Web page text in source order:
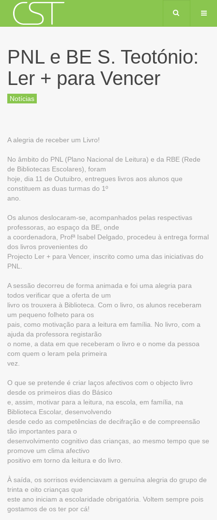
PNL e BE S. Teotónio:
Ler + para Vencer
Notícias
A alegria de receber um Livro!
No âmbito do PNL (Plano Nacional de Leitura) e da RBE (Rede
de Bibliotecas Escolares), foram
hoje, dia 11 de Outuibro, entregues livros aos alunos que
constituem as duas turmas do 1º
ano.
Os alunos deslocaram-se, acompanhados pelas respectivas
professoras, ao espaço da BE, onde
a coordenadora, Profª Isabel Delgado, procedeu à entrega formal
dos livros provenientes do
Projecto Ler + para Vencer, inscrito como uma das iniciativas do
PNL.
A sessão decorreu de forma animada e foi uma alegria para
todos verificar que a oferta de um
livro os trouxera à Biblioteca. Com o livro, os alunos receberam
um pequeno folheto para os
pais, como motivação para a leitura em família. No livro, com a
ajuda da professora registarão
o nome, a data em que receberam o livro e o nome da pessoa
com quem o leram pela primeira
vez.
O que se pretende é criar laços afectivos com o objecto livro
desde os primeiros dias do Básico
e, assim, motivar para a leitura, na escola, em família, na
Biblioteca Escolar, desenvolvendo
desde cedo as competências de decifração e de compreensão
tão importantes para o
desenvolvimento cognitivo das crianças, ao mesmo tempo que se
promove um clima afectivo
positivo em torno da leitura e do livro.
À saída, os sorrisos evidenciavam a genuína alegria do grupo de
trinta e oito crianças que
este ano iniciam a escolaridade obrigatória. Voltem sempre pois
gostamos de os ter por cá!